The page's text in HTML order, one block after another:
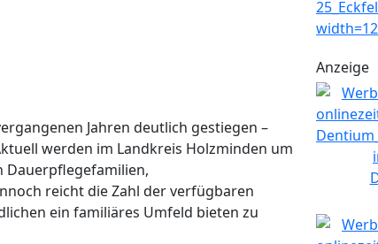
Jahren deutlich gestiegen –
werden im Landkreis Holzminden um
Dauerpflegefamilien,
reicht die Zahl der verfügbaren
ein familiäres Umfeld bieten zu
Anzeige